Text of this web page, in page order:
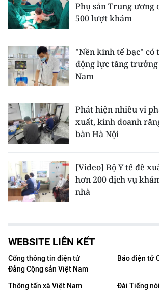
Phụ sản Trung ương
500 lượt khám
"Nền kinh tế bạc"
động lực tăng
Nam
Phát hiện nhiều vi
xuất, kinh doanh
bàn Hà Nội
[Video] Bộ Y tế đề
hơn 200 dịch vụ
nhà
WEBSITE LIÊN KẾT
Cổng thông tin điện tử
Đảng Cộng sản Việt Nam
Báo điện tử
Thông tấn xã Việt Nam
Đài Tiếng